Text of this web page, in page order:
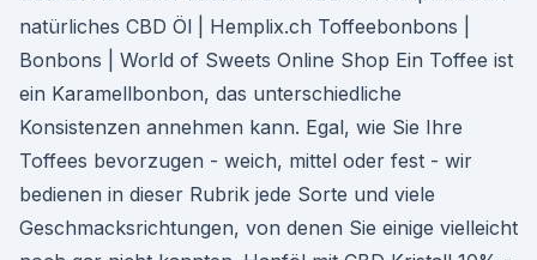
natürliches CBD Öl | Hemplix.ch Toffeebonbons |
Bonbons | World of Sweets Online Shop Ein Toffee ist
ein Karamellbonbon, das unterschiedliche
Konsistenzen annehmen kann. Egal, wie Sie Ihre
Toffees bevorzugen - weich, mittel oder fest - wir
bedienen in dieser Rubrik jede Sorte und viele
Geschmacksrichtungen, von denen Sie einige vielleicht